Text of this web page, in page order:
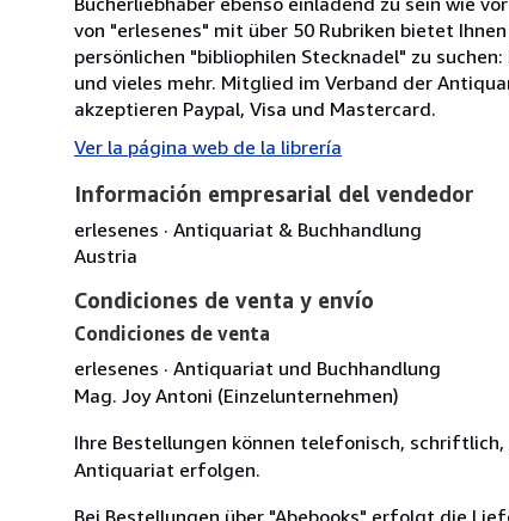
von "erlesenes" mit über 50 Rubriken bietet
persönlichen "bibliophilen Stecknadel" zu
und vieles mehr. Mitglied im Verband der
akzeptieren Paypal, Visa und Mastercard.
Ver la página web de la librería
Información empresarial del vendedor
erlesenes · Antiquariat & Buchhandlung
Austria
Condiciones de venta y envío
Condiciones de venta
erlesenes · Antiquariat und Buchhandlung
Mag. Joy Antoni (Einzelunternehmen)
Ihre Bestellungen können telefonisch, schriftlich,
Antiquariat erfolgen.
Bei Bestellungen über "Abebooks" erfolgt die